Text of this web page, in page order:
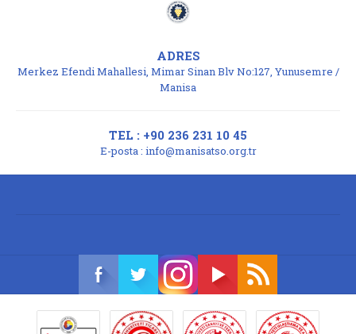
ADRES
Merkez Efendi Mahallesi, Mimar Sinan Blv No:127, Yunusemre /
Manisa
TEL : +90 236 231 10 45
E-posta : info@manisatso.org.tr